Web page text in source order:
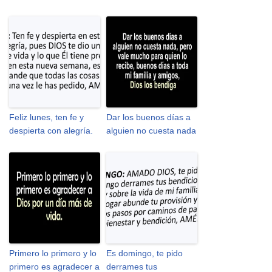
Feliz lunes, ten fe y
despierta con alegría.
Dar los buenos días a
alguien no cuesta nada
Primero lo primero y lo
primero es agradecer a
Es domingo, te pido
derrames tus